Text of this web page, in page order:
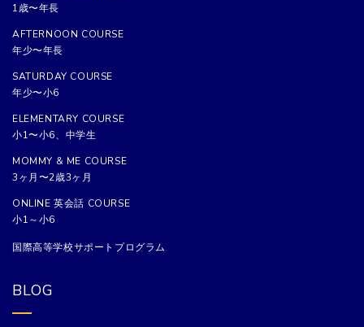
1歳〜年長
AFTERNOON COURSE
年少〜年長
SATURDAY COURSE
年少〜小6
ELEMENTARY COURSE
小1〜小6、中学生
MOMMY & ME COURSE
3ヶ月〜2歳3ヶ月
ONLINE 英会話 COURSE
小1～小6
国際高等学校サポートプログラム
BLOG